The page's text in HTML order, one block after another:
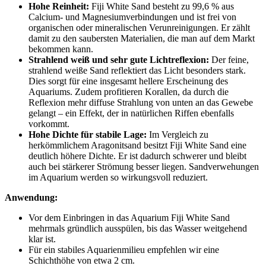
Hohe Reinheit: Fiji White Sand besteht zu 99,6 % aus
Calcium- und Magnesiumverbindungen und ist frei von
organischen oder mineralischen Verunreinigungen. Er zählt
damit zu den saubersten Materialien, die man auf dem Markt
bekommen kann.
Strahlend weiß und sehr gute Lichtreflexion: Der feine,
strahlend weiße Sand reflektiert das Licht besonders stark.
Dies sorgt für eine insgesamt hellere Erscheinung des
Aquariums. Zudem profitieren Korallen, da durch die
Reflexion mehr diffuse Strahlung von unten an das Gewebe
gelangt – ein Effekt, der in natürlichen Riffen ebenfalls
vorkommt.
Hohe Dichte für stabile Lage: Im Vergleich zu
herkömmlichem Aragonitsand besitzt Fiji White Sand eine
deutlich höhere Dichte. Er ist dadurch schwerer und bleibt
auch bei stärkerer Strömung besser liegen. Sandverwehungen
im Aquarium werden so wirkungsvoll reduziert.
Anwendung:
Vor dem Einbringen in das Aquarium Fiji White Sand
mehrmals gründlich ausspülen, bis das Wasser weitgehend
klar ist.
Für ein stabiles Aquarienmilieu empfehlen wir eine
Schichthöhe von etwa 2 cm.